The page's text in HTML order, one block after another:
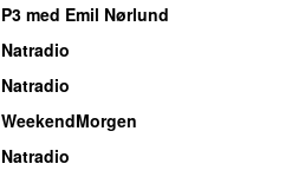
P3 med Emil Nørlund
Natradio
Natradio
WeekendMorgen
Natradio